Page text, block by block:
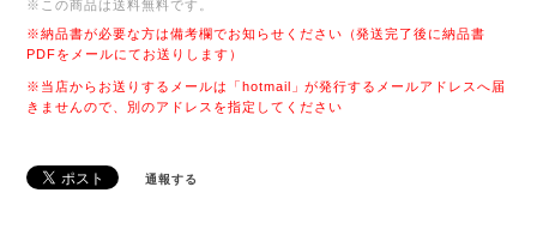
※この商品は送料無料です。
※納品書が必要な方は備考欄でお知らせください（発送完了後に納品書
PDFをメールにてお送りします）
※当店からお送りするメールは「hotmail」が発行するメールアドレスへ届
きませんので、別のアドレスを指定してください
通報する